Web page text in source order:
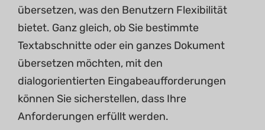
übersetzen, was den Benutzern Flexibilität
bietet. Ganz gleich, ob Sie bestimmte
Textabschnitte oder ein ganzes Dokument
übersetzen möchten, mit den
dialogorientierten Eingabeaufforderungen
können Sie sicherstellen, dass Ihre
Anforderungen erfüllt werden.